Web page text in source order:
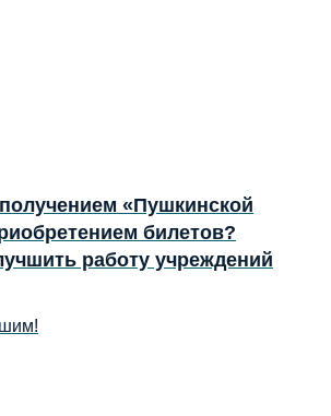
«Пушкинской
билетов?
работу учреждений